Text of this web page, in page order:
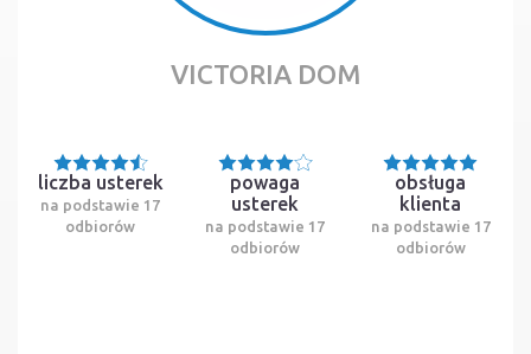
VICTORIA DOM
liczba usterek
na podstawie 17
odbiorów
powaga
usterek
na podstawie 17
odbiorów
obsługa
klienta
na podstawie 17
odbiorów